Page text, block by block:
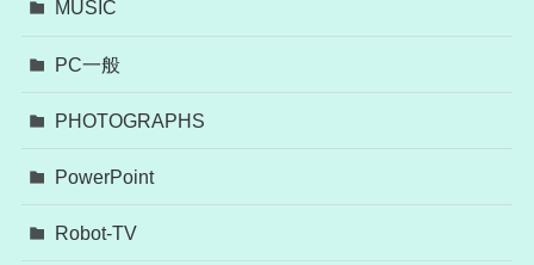
MUSIC
PC一般
PHOTOGRAPHS
PowerPoint
Robot-TV